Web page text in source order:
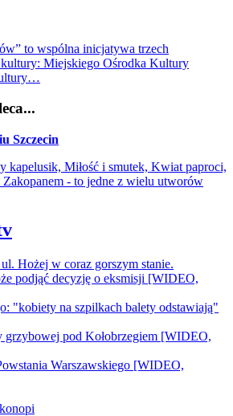
to wspólna inicjatywa trzech
Miejskiego Ośrodka Kultury
Szczecin
kapelusik, Miłość i smutek, Kwiat paproci,
Zakopanem - to jedne z wielu utworów
Hożej w coraz gorszym stanie.
podjąć decyzję o eksmisji [WIDEO,
"kobiety na szpilkach balety odstawiają"
grzybowej pod Kołobrzegiem [WIDEO,
Warszawskiego [WIDEO,